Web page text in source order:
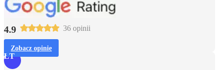
4.9 36 opinii
Zobacz opinie
ŁT